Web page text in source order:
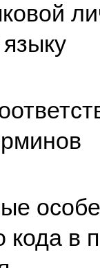
кода в